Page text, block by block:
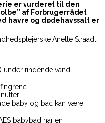
er vurderet til den
af Forbrugerrådet
havre og dødehavssalt er
Anette Straadt,
under rindende vand i
baby og bad kan være
babybad har en